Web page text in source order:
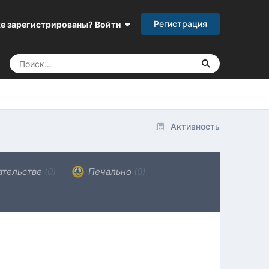
зарегистрированы? Войти Регистрация
Активность
(0) Печально (0)